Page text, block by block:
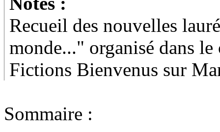
Recueil des nouvelles
monde..." organisé dans
Fictions Bienvenus sur
Sommaire :